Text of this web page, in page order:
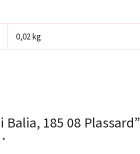
0,02 kg
185 08 Plassard”
*